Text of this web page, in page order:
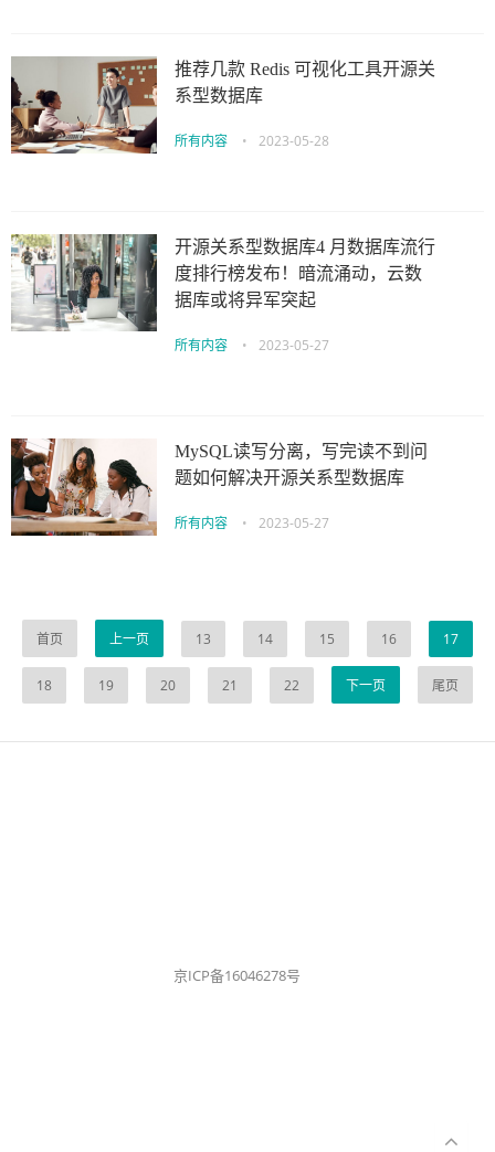
推荐几款 Redis 可视化工具开源关
系型数据库
所有内容 • 2023-05-28
开源关系型数据库4 月数据库流行
度排行榜发布！暗流涌动，云数
据库或将异军突起
所有内容 • 2023-05-27
MySQL读写分离，写完读不到问
题如何解决开源关系型数据库
所有内容 • 2023-05-27
首页 上一页 13 14 15 16 17
18 19 20 21 22 下一页 尾页
京ICP备16046278号